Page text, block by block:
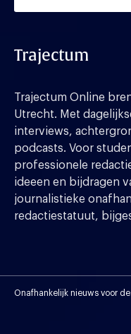
Trajectum
Trajectum Online
Utrecht. Met
interviews,
podcasts. Voor
professionele
ideeen en bijdragen
journalistieke
redactiestatuut,
Onafhankelijk nieuws voor de